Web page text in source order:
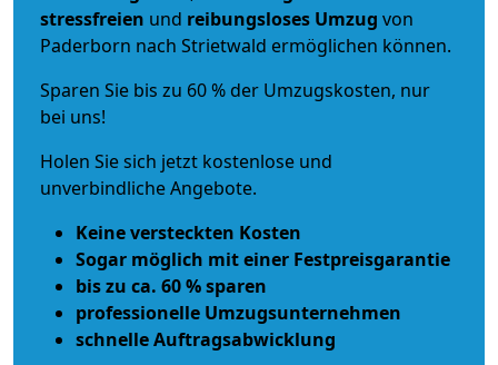
stressfreien und reibungsloses Umzug von
Paderborn nach Strietwald ermöglichen können.
Sparen Sie bis zu 60 % der Umzugskosten, nur
bei uns!
Holen Sie sich jetzt kostenlose und
unverbindliche Angebote.
Keine versteckten Kosten
Sogar möglich mit einer Festpreisgarantie
bis zu ca. 60 % sparen
professionelle Umzugsunternehmen
schnelle Auftragsabwicklung